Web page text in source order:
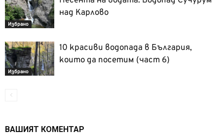
Избрано
над Карлово
Избрано
10 красиви водопада в България,
които да посетим (част 6)
ВАШИЯТ КОМЕНТАР